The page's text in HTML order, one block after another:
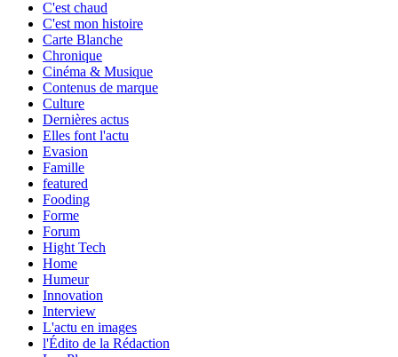
C'est chaud
C'est mon histoire
Carte Blanche
Chronique
Cinéma & Musique
Contenus de marque
Culture
Dernières actus
Elles font l'actu
Evasion
Famille
featured
Fooding
Forme
Forum
Hight Tech
Home
Humeur
Innovation
Interview
L'actu en images
l'Édito de la Rédaction